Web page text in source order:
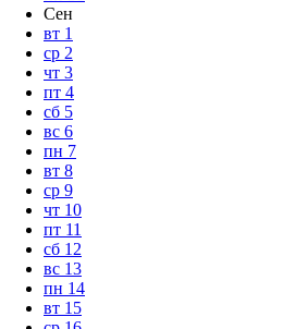
Сен
вт 1
ср 2
чт 3
пт 4
сб 5
вс 6
пн 7
вт 8
ср 9
чт 10
пт 11
сб 12
вс 13
пн 14
вт 15